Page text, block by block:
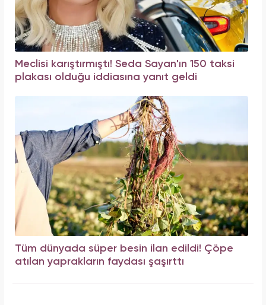
Meclisi karıştırmıştı! Seda Sayan'ın 150 taksi
plakası olduğu iddiasına yanıt geldi
Tüm dünyada süper besin ilan edildi! Çöpe
atılan yaprakların faydası şaşırttı